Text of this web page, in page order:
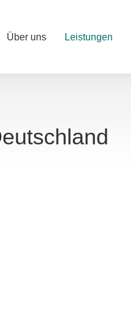
Über uns Leistungen